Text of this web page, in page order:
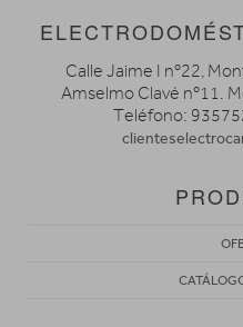
Calle Jaime I nº22,
Amselmo Clavé nº11.
Teléfono: